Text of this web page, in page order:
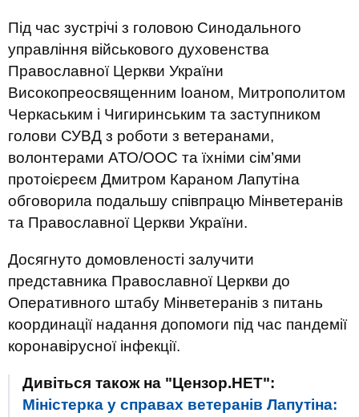
Під час зустрічі з головою Синодального
управління військового духовенства
Православної Церкви України
Високопреосвященним Іоаном, Митрополитом
Черкаським і Чигиринським та заступником
голови СУВД з роботи з ветеранами,
волонтерами АТО/ООС та їхніми сім’ями
протоієреєм Дмитром Караном Лапутіна
обговорила подальшу співпрацю Мінветеранів
та Православної Церкви України.
Досягнуто домовленості залучити
представника Православної Церкви до
Оперативного штабу Мінветеранів з питань
координації надання допомоги під час пандемії
коронавірусної інфекції.
Дивіться також на "Цензор.НЕТ":
Міністерка у справах ветеранів Лапутіна: